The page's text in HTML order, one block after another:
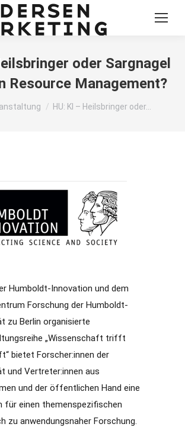
oder Sargnagel
Resource Management?
hier: HU: KI – Heilsbringer oder…
Humboldt-Innovation und dem
Forschung der Humboldt-
zu Berlin organisierte
„Wissenschaft trifft
bietet Forscher:innen der
und Vertreter:innen aus
und der öffentlichen Hand eine
einen themenspezifischen
zu anwendungsnaher Forschung.